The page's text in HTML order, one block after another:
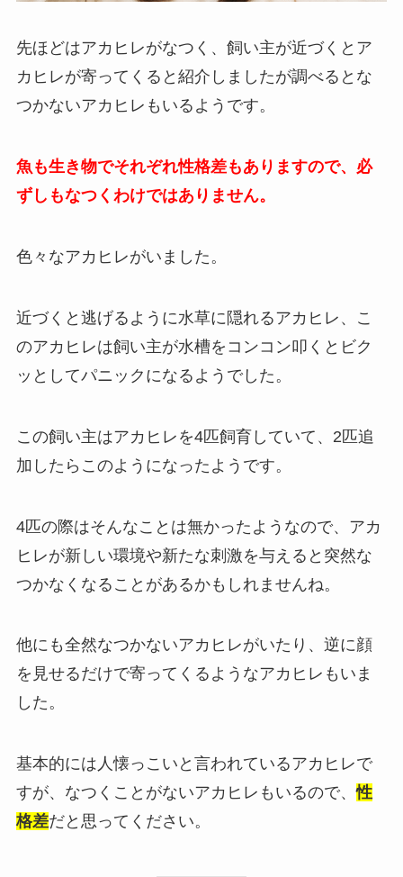
先ほどはアカヒレがなつく、飼い主が近づくとア
カヒレが寄ってくると紹介しましたが調べるとな
つかないアカヒレもいるようです。
魚も生き物でそれぞれ性格差もありますので、必
ずしもなつくわけではありません。
色々なアカヒレがいました。
近づくと逃げるように水草に隠れるアカヒレ、こ
のアカヒレは飼い主が水槽をコンコン叩くとビク
ッとしてパニックになるようでした。
この飼い主はアカヒレを4匹飼育していて、2匹追
加したらこのようになったようです。
4匹の際はそんなことは無かったようなので、アカ
ヒレが新しい環境や新たな刺激を与えると突然な
つかなくなることがあるかもしれませんね。
他にも全然なつかないアカヒレがいたり、逆に顔
を見せるだけで寄ってくるようなアカヒレもいま
した。
基本的には人懐っこいと言われているアカヒレで
すが、なつくことがないアカヒレもいるので、性
格差だと思ってください。